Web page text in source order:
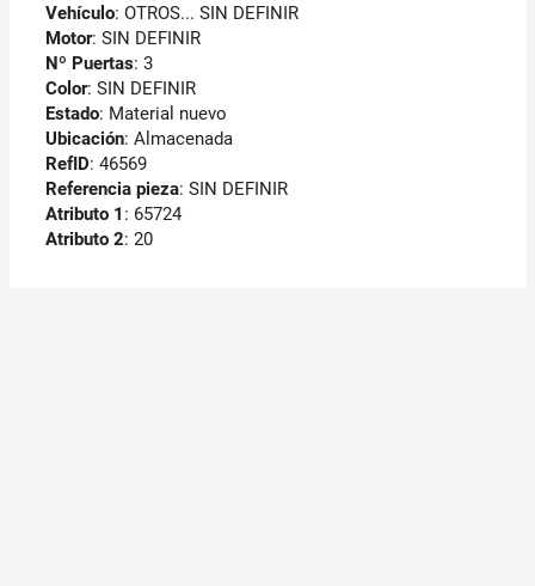
Vehículo: OTROS... SIN DEFINIR
Motor: SIN DEFINIR
Nº Puertas: 3
Color: SIN DEFINIR
Estado: Material nuevo
Ubicación: Almacenada
RefID: 46569
Referencia pieza: SIN DEFINIR
Atributo 1 : 65724
Atributo 2: 20